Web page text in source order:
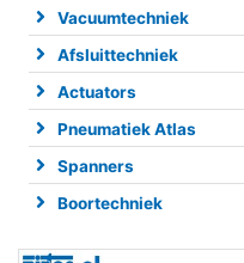
Vacuumtechniek
Afsluittechniek
Actuators
Pneumatiek Atlas
Spanners
Boortechniek